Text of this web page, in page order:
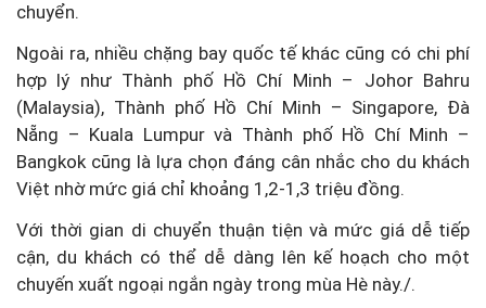
chuyển.
Ngoài ra, nhiều chặng bay quốc tế khác cũng có chi phí
hợp lý như Thành phố Hồ Chí Minh – Johor Bahru
(Malaysia), Thành phố Hồ Chí Minh – Singapore, Đà
Nẵng – Kuala Lumpur và Thành phố Hồ Chí Minh –
Bangkok cũng là lựa chọn đáng cân nhắc cho du khách
Việt nhờ mức giá chỉ khoảng 1,2-1,3 triệu đồng.
Với thời gian di chuyển thuận tiện và mức giá dễ tiếp
cận, du khách có thể dễ dàng lên kế hoạch cho một
chuyến xuất ngoại ngắn ngày trong mùa Hè này./.